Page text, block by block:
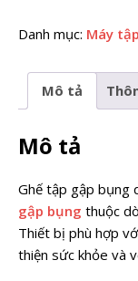
Danh mục: Máy
Mô tả
Mô tả
Ghế tập gập bụng
gập bụng thuộc
Thiết bị phù hợp
thiện sức khỏe và